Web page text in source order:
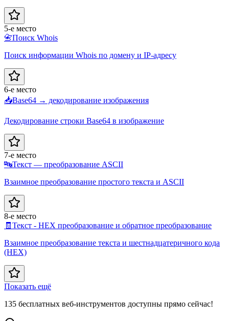
5-е место
📇Поиск Whois
Поиск информации Whois по домену и IP-адресу
6-е место
📥Base64 → декодирование изображения
Декодирование строки Base64 в изображение
7-е место
🔤Текст — преобразование ASCII
Взаимное преобразование простого текста и ASCII
8-е место
🧾 Текст - HEX преобразование и обратное преобразование
Взаимное преобразование текста и шестнадцатеричного кода
(HEX)
Показать ещё
135 бесплатных веб-инструментов доступны прямо сейчас!